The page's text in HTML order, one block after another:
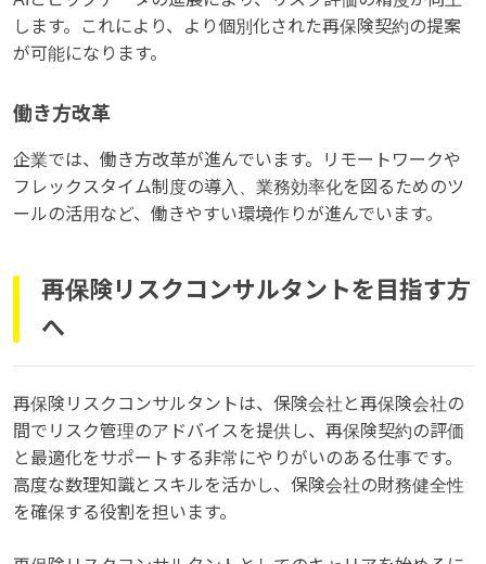
します。これにより、より個別化された再保険契約の提案
が可能になります。
働き方改革
企業では、働き方改革が進んでいます。リモートワークや
フレックスタイム制度の導入、業務効率化を図るためのツ
ールの活用など、働きやすい環境作りが進んでいます。
再保険リスクコンサルタントを目指す方
へ
再保険リスクコンサルタントは、保険会社と再保険会社の
間でリスク管理のアドバイスを提供し、再保険契約の評価
と最適化をサポートする非常にやりがいのある仕事です。
高度な数理知識とスキルを活かし、保険会社の財務健全性
を確保する役割を担います。